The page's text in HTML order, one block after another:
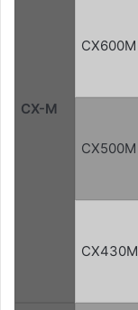
CX-M
CX600M
CX500M
CX430M